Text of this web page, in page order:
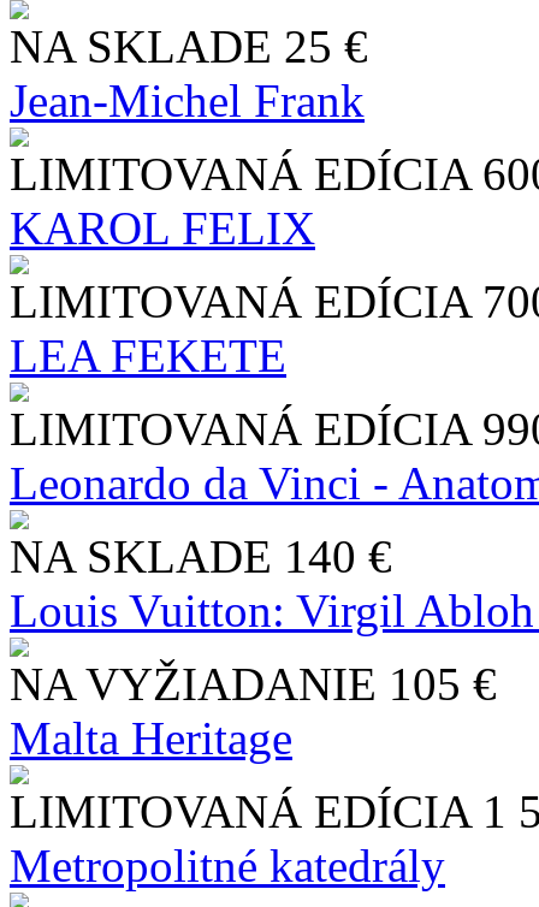
NA SKLADE 25 €
Jean-Michel Frank
LIMITOVANÁ EDÍCIA
KAROL FELIX
LIMITOVANÁ EDÍCIA
LEA FEKETE
LIMITOVANÁ EDÍCIA
Leonardo da Vinci -
NA SKLADE 140 €
Louis Vuitton: Virgil
NA VYŽIADANIE 105 €
Malta Heritage
LIMITOVANÁ EDÍCIA 1
Metropolitné katedrály